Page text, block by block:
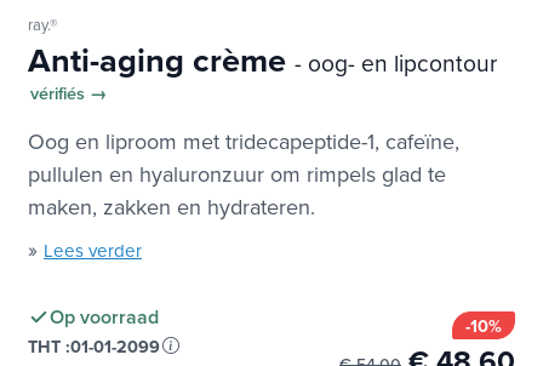
ray.®
Anti-aging crème - oog- en lipcontour
vérifiés →
Oog en liproom met tridecapeptide-1, cafeïne,
pullulen en hyaluronzuur om rimpels glad te
maken, zakken en hydrateren.
» Lees verder
Op voorraad
THT :01-01-2099
-10%